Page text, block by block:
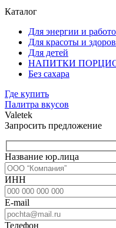
Каталог
Для энергии и
Для красоты и
Для детей
НАПИТКИ
Без сахара
Где купить
Палитра вкусов
Valetek
Запросить предложение
Название юр.лица
ИНН
E-mail
Телефон